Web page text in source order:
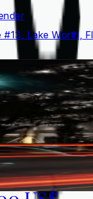
#13, Lake Worth,